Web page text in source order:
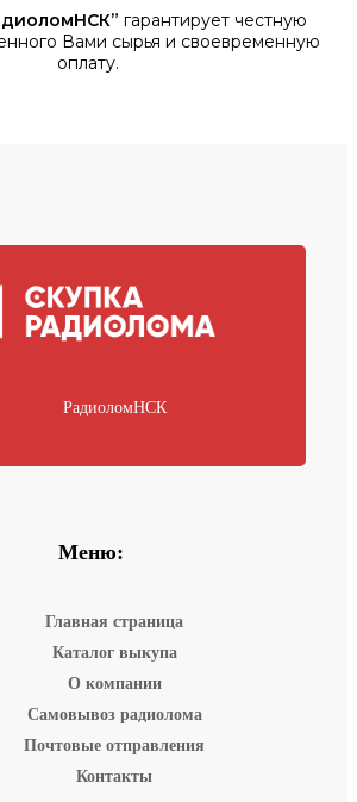
гарантирует честную
Вами сырья и своевременную
оплату.
РадиоломНСК
Меню:
Главная страница
Каталог выкупа
О компании
Самовывоз радиолома
Почтовые отправления
Контакты